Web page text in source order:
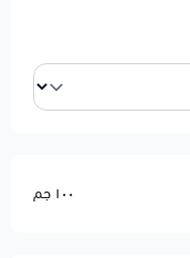
للمرأة، وعرضها على
١٠٠ جم